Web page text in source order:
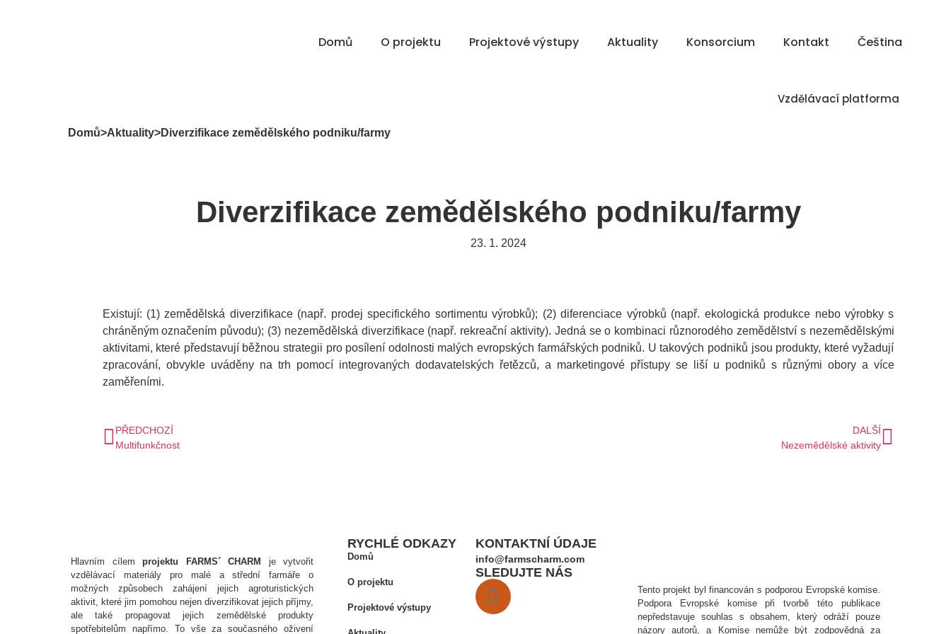
Domů O projektu Projektové výstupy Aktuality Konsorcium Kontakt Čeština
Vzdělávací platforma
Domů>Aktuality>Diverzifikace zemědělského podniku/farmy
Diverzifikace zemědělského podniku/farmy
23. 1. 2024
Existují: (1) zemědělská diverzifikace (např. prodej specifického sortimentu výrobků); (2) diferenciace výrobků (např. ekologická produkce nebo výrobky s
chráněným označením původu); (3) nezemědělská diverzifikace (např. rekreační aktivity). Jedná se o kombinaci různorodého zemědělství s nezemědělskými
aktivitami, které představují běžnou strategii pro posílení odolnosti malých evropských farmářských podniků. U takových podniků jsou produkty, které vyžadují
zpracování, obvykle uváděny na trh pomocí integrovaných dodavatelských řetězců, a marketingové přístupy se liší u podniků s různými obory a více
zaměřeními.
PŘEDCHOZÍ
Multifunkčnost
DALŠÍ
Nezemědělské aktivity
Hlavním cílemprojektu FARMS´ CHARM
je vytvořit
vzdělávací materiály pro malé a střední farmáře o
možných způsobech zahájení jejich agroturistických
aktivit, které jim pomohou nejen diverzifikovat jejich příjmy,
ale také propagovat jejich zemědělské produkty
spotřebitelům napřímo. To vše za současného oživení
RYCHLÉ ODKAZY
Domů
O projektu
Projektové výstupy
KONTAKTNÍ ÚDAJE
info@farmscharm.com
SLEDUJTE NÁS
Tento projekt byl financován s podporou Evropské komise.
Podpora Evropské komise při tvorbě této publikace
nepředstavuje souhlas s obsahem, který odráží pouze
názory autorů, a Komise nemůže být zodpovědná za